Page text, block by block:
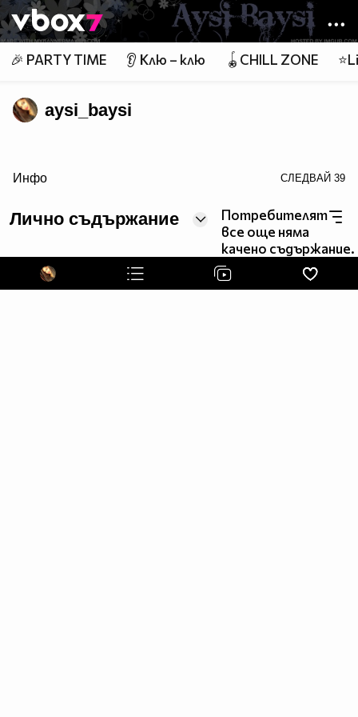
Member of
👾
🎉 PARTY TIME 👂 Клю – клю 🪀CHILL ZONE
aysi_baysi
Инфо СЛЕДВАЙ 39
Лично съдържание
Потребителят
все още няма
качено съдържание.